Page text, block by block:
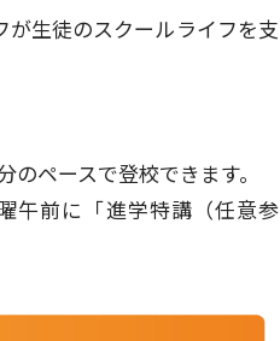
生徒のスクールライフを支
ペースで登校できます。
午前に「進学特講（任意参